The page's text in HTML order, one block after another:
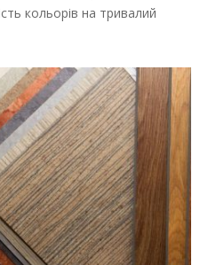
кольорів на тривалий